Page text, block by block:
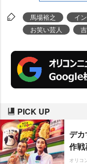
馬場裕之 イ
お笑い芸人
PICK UP
デ
作
オリコ